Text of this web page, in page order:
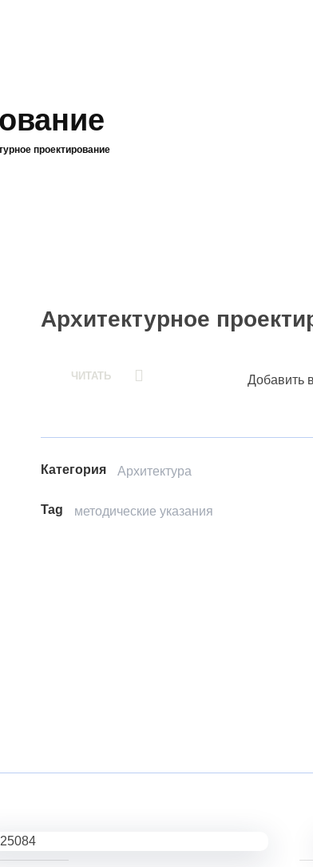
проектирование
Архитектурное
ЧИТАТЬ Добавить
Категория Архитектура
Tag методические указания